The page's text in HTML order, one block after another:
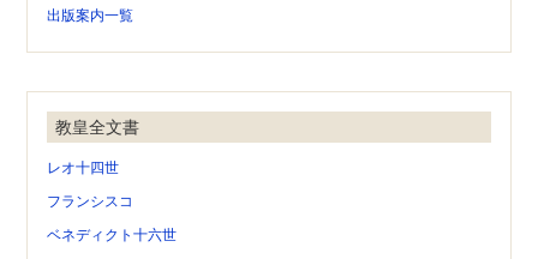
出版案内一覧
教皇全文書
レオ十四世
フランシスコ
ベネディクト十六世